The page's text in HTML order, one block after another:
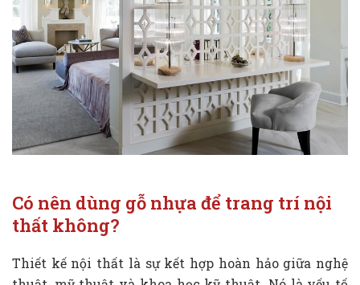
Có nên dùng gỗ nhựa để trang trí nội
thất không?
Thiết kế nội thất là sự kết hợp hoàn hảo giữa nghệ